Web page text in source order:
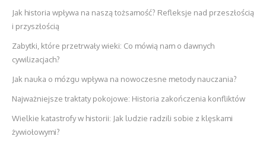
Jak historia wpływa na naszą tożsamość? Refleksje nad przeszłością
i przyszłością
Zabytki, które przetrwały wieki: Co mówią nam o dawnych
cywilizacjach?
Jak nauka o mózgu wpływa na nowoczesne metody nauczania?
Najważniejsze traktaty pokojowe: Historia zakończenia konfliktów
Wielkie katastrofy w historii: Jak ludzie radzili sobie z klęskami
żywiołowymi?